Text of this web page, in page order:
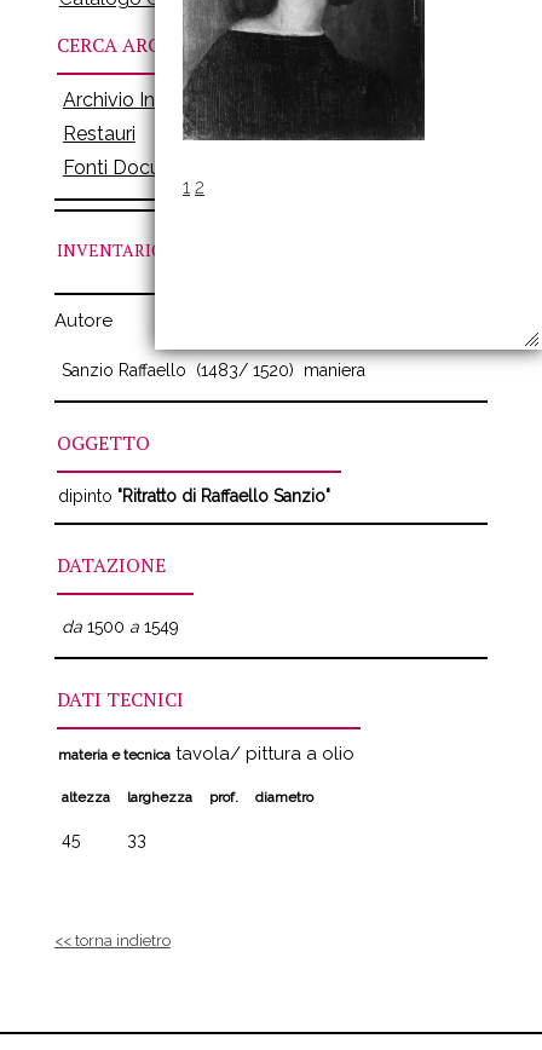
CERCA ARCHIVI
Archivio Inventari
Restauri
Fonti Documenti
INVENTARIO
Autore
Sanzio Raffaello (1483/ 1520) maniera
OGGETTO
dipinto "Ritratto di Raffaello Sanzio"
DATAZIONE
da1500 a1549
DATI TECNICI
materia e tecnicatavola/ pittura a olio
altezza larghezza prof. diametro
45 33
<< torna indietro
1 2